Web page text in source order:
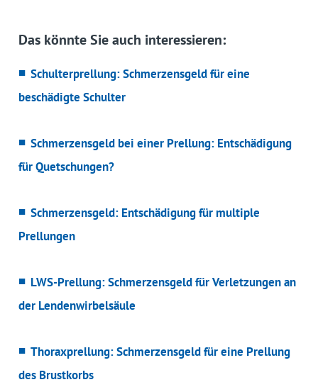
Das könnte Sie auch interessieren:
Schulterprellung: Schmerzensgeld für eine
beschädigte Schulter
Schmerzensgeld bei einer Prellung: Entschädigung
für Quetschungen?
Schmerzensgeld: Entschädigung für multiple
Prellungen
LWS-Prellung: Schmerzensgeld für Verletzungen an
der Lendenwirbelsäule
Thoraxprellung: Schmerzensgeld für eine Prellung
des Brustkorbs